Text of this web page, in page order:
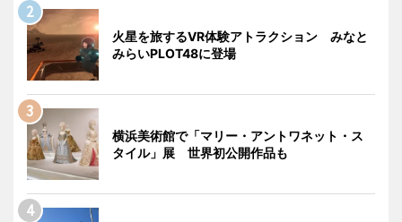
火星を旅するVR体験アトラクション みなと
みらいPLOT48に登場
横浜美術館で「マリー・アントワネット・ス
タイル」展 世界初公開作品も